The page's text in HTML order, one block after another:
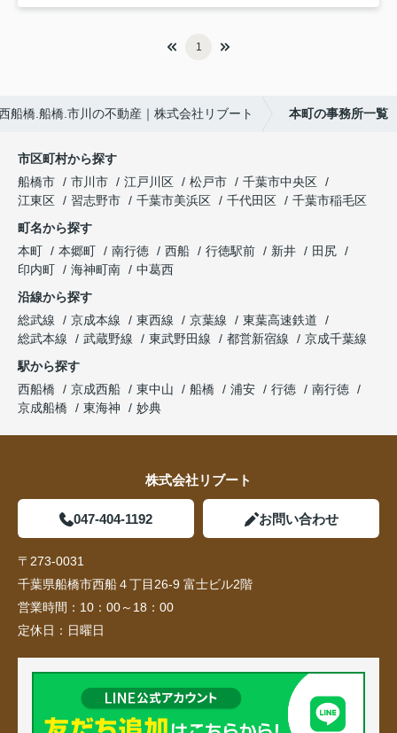
1
船橋.船橋.市川の不動産｜株式会社リブート 本町の事務所一覧
市区町村から探す
船橋市
市川市 江戸川区 松戸市
千葉市中央区
江東区
習志野市 千葉市美浜区 千代田区
千葉市稲毛区
町名から探す
本町
本郷町 南行徳 西船 行徳駅前 新井
田尻
印内町
海神町南
中葛西
沿線から探す
総武線
京成本線 東西線 京葉線
東葉高速鉄道
総武本線
武蔵野線 東武野田線 都営新宿線
京成千葉線
駅から探す
西船橋
京成西船 東中山 船橋 浦安 行徳
南行徳
京成船橋
東海神 妙典
株式会社リブート
047-404-1192 お問い合わせ
〒273-0031
千葉県船橋市西船４丁目26-9 富士ビル2階
営業時間： 10：00～18：00
定休日： 日曜日